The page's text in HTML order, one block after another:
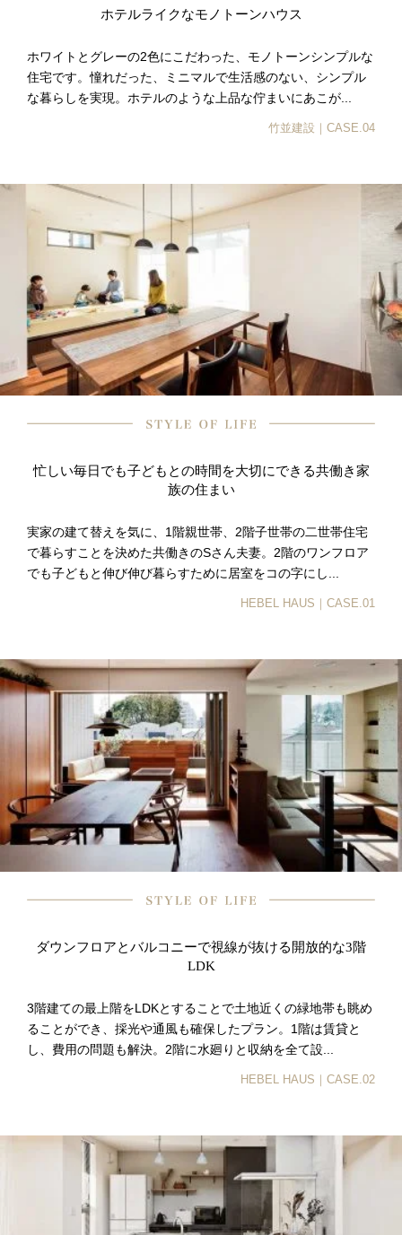
ホテルライクなモノトーンハウス
ホワイトとグレーの2色にこだわった、モノトーンシンプルな
住宅です。憧れだった、ミニマルで生活感のない、シンプル
な暮らしを実現。ホテルのような上品な佇まいにあこが...
竹並建設｜CASE.04
忙しい毎日でも子どもとの時間を大切にできる共働き家
族の住まい
実家の建て替えを気に、1階親世帯、2階子世帯の二世帯住宅
で暮らすことを決めた共働きのSさん夫妻。2階のワンフロア
でも子どもと伸び伸び暮らすために居室をコの字にし...
HEBEL HAUS｜CASE.01
ダウンフロアとバルコニーで視線が抜ける開放的な3階
LDK
3階建ての最上階をLDKとすることで土地近くの緑地帯も眺め
ることができ、採光や通風も確保したプラン。1階は賃貸と
し、費用の問題も解決。2階に水廻りと収納を全て設...
HEBEL HAUS｜CASE.02